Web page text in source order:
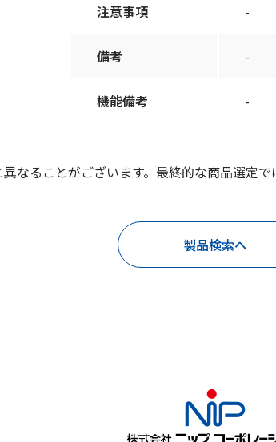
注意事項 -
備考 -
機能備考 -
なることがございます。最終的な商品選定で
製品検索へ